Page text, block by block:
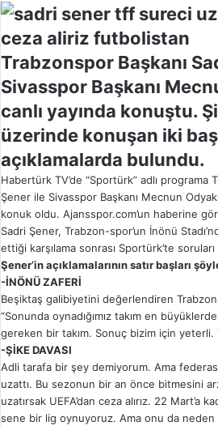
Trabzonspor Başkanı
Sivasspor Başkanı
canlı yayında konuştu.
üzerinde konuşan iki
açıklamalarda bulundu.
Habertürk TV’de “Sportürk” adlı programa
Şener ile Sivasspor Başkanı Mecnun
konuk oldu. Ajansspor.com’un haberine
Sadri Şener, Trabzon-spor’un İnönü
ettiği karşılama sonrası Sportürk’te soruları
Şener’in açıklamalarının satır başları
-İNÖNÜ ZAFERİ
Beşiktaş galibiyetini değerlendiren
“Sonunda oynadığımız takım en
gereken bir takım. Sonuç bizim için yeterli.
-ŞİKE DAVASI
Adli tarafa bir şey demiyorum. Ama
uzattı. Bu sezonun bir an önce bitmesini
uzatırsak UEFA’dan ceza alırız. 22 Mart’a
sene bir lig oynuyoruz. Ama onu da